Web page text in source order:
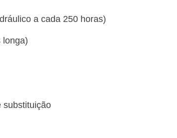
a cada 250 horas)
longa)
substituição